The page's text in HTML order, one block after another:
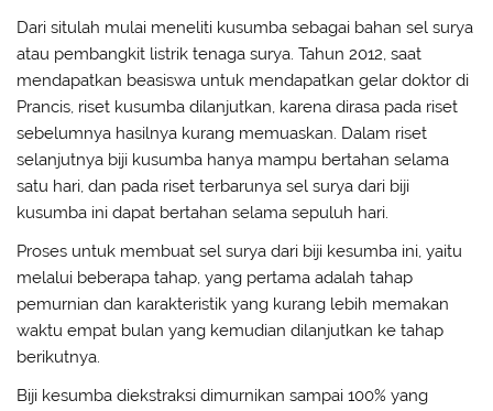
Dari situlah mulai meneliti kusumba sebagai bahan sel surya
atau pembangkit listrik tenaga surya. Tahun 2012, saat
mendapatkan beasiswa untuk mendapatkan gelar doktor di
Prancis, riset kusumba dilanjutkan, karena dirasa pada riset
sebelumnya hasilnya kurang memuaskan. Dalam riset
selanjutnya biji kusumba hanya mampu bertahan selama
satu hari, dan pada riset terbarunya sel surya dari biji
kusumba ini dapat bertahan selama sepuluh hari.
Proses untuk membuat sel surya dari biji kesumba ini, yaitu
melalui beberapa tahap, yang pertama adalah tahap
pemurnian dan karakteristik yang kurang lebih memakan
waktu empat bulan yang kemudian dilanjutkan ke tahap
berikutnya.
Biji kesumba diekstraksi dimurnikan sampai 100% yang